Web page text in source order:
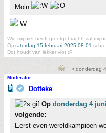
Moin
Wie mij niet heeft grootgebracht, zal mij
Opzaterdag 15 februari 2025 08:01
Dot houdt van lekker vlot :P
• donderdag
Moderator
Dotteke
Op donderdag 4
volgende:
Eerst even wereldkampioen